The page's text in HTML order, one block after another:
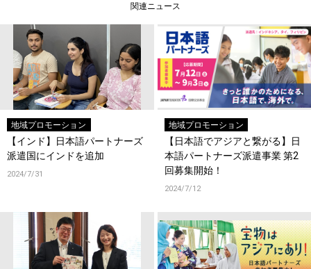
関連ニュース
地域プロモーション
【インド】日本語パートナーズ
派遣国にインドを追加
2024/7/31
地域プロモーション
【日本語でアジアと繋がる】日
本語パートナーズ派遣事業 第2
回募集開始！
2024/7/12